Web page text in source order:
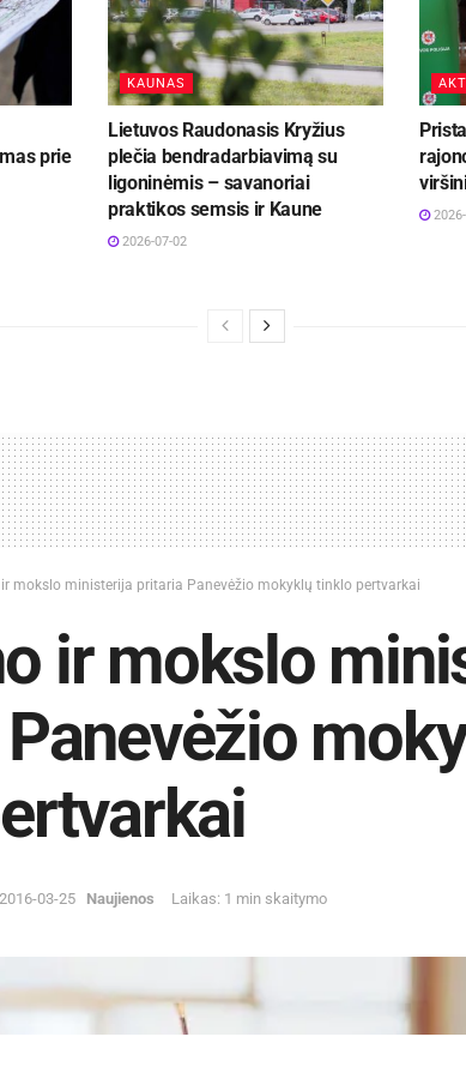
prie
KAUNAS
Lietuvos Raudonasis Kryžius
plečia bendradarbiavimą su
ligoninėmis – savanoriai
praktikos semsis ir Kaune
2026-07-02
mokslo ministerija pritaria Panevėžio mokyklų tinklo pertvarkai
ir mokslo
2016-03-25 Naujienos Laikas: 1 min skaitymo